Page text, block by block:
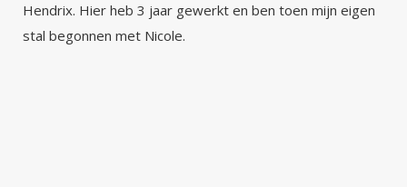
Hendrix. Hier heb 3 jaar gewerkt en ben toen mijn eigen
stal begonnen met Nicole.